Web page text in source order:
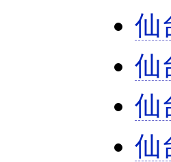
仙
仙
仙
仙